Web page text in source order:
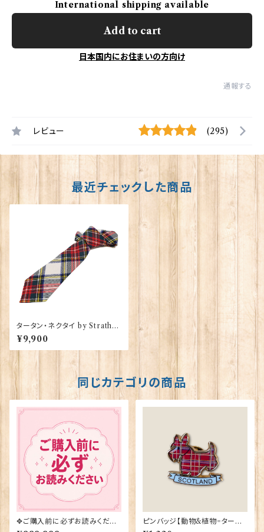
International shipping available
Add to cart
日本国内にお住まいの方向け
通報する
レビュー (295)
最近チェックした商品
タータン・ネクタイ by Strathm
ore【Stewart Dress】00092
-077
¥9,900
同じカテゴリの商品
✥ご購入前に必ずお読みくださ
い✥
ピンバッジ【動物&植物=タータ
ンスコティー】Tradition 9004